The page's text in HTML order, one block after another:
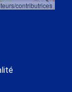
contributrices